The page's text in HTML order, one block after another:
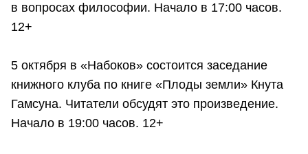
в вопросах философии. Начало в 17:00 часов.
12+
5 октября в «Набоков» состоится заседание
книжного клуба по книге «Плоды земли» Кнута
Гамсуна. Читатели обсудят это произведение.
Начало в 19:00 часов. 12+